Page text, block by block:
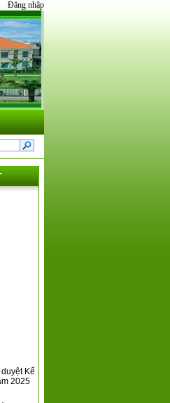
Đăng nhập
THIỆU NỘI DUNG MỚI TẠI THÔNG TƯ 31
Kế
2025